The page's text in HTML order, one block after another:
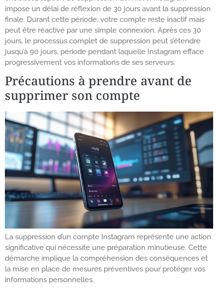
impose un délai de réflexion de 30 jours avant la suppression
finale. Durant cette période, votre compte reste inactif mais
peut être réactivé par une simple connexion. Après ces 30
jours, le processus complet de suppression peut s’étendre
jusqu’à 90 jours, période pendant laquelle Instagram efface
progressivement vos informations de ses serveurs.
Précautions à prendre avant de
supprimer son compte
La suppression d’un compte Instagram représente une action
significative qui nécessite une préparation minutieuse. Cette
démarche implique la compréhension des conséquences et
la mise en place de mesures préventives pour protéger vos
informations personnelles.